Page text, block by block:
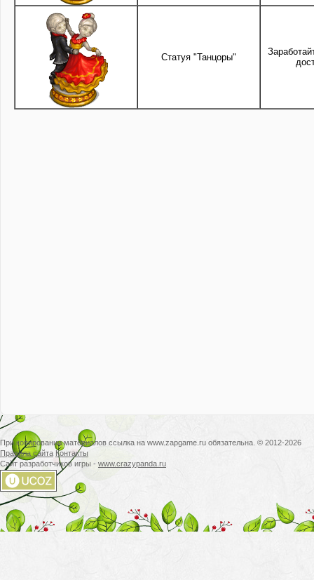
Статуя "Танцоры"
При копировании материалов ссылка на www.zapgame.ru обязательна. © 2012-2026
Правила сайта Контакты
Сайт разработчиков игры - www.crazypanda.ru